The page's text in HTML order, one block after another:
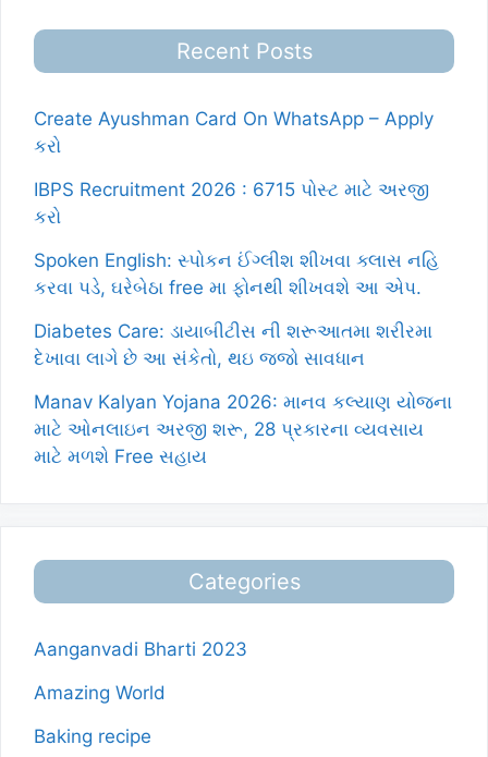
Recent Posts
Create Ayushman Card On WhatsApp – Apply
કરો
IBPS Recruitment 2026 : 6715 પોસ્ટ માટે અરજી
કરો
Spoken English: સ્પોકન ઈંગ્લીશ શીખવા ક્લાસ નહિ
કરવા પડે, ઘરેબેઠા free મા ફોનથી શીખવશે આ એપ.
Diabetes Care: ડાયાબીટીસ ની શરૂઆતમા શરીરમા
દેખાવા લાગે છે આ સંકેતો, થઇ જજો સાવધાન
Manav Kalyan Yojana 2026: માનવ કલ્યાણ યોજના
માટે ઓનલાઇન અરજી શરૂ, 28 પ્રકારના વ્યવસાય
માટે મળશે Free સહાય
Categories
Aanganvadi Bharti 2023
Amazing World
Baking recipe